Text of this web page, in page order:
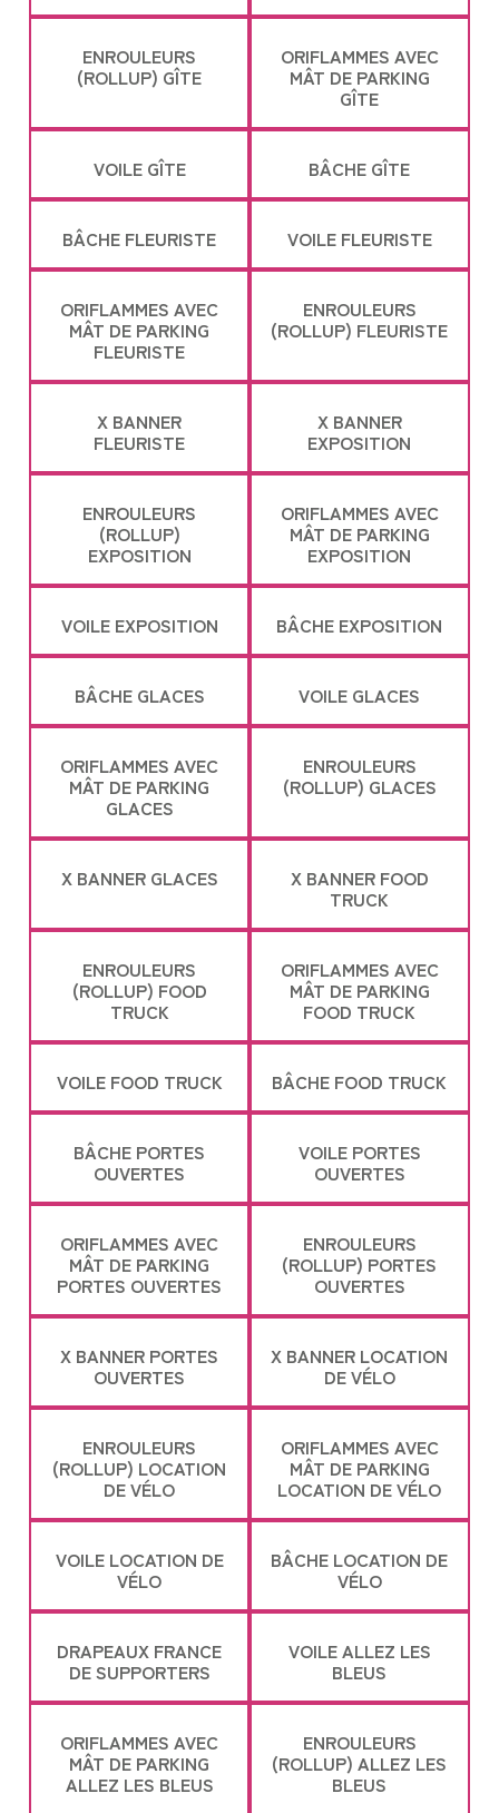
ENROULEURS
(ROLLUP) GÎTE
ORIFLAMMES AVEC
MÂT DE PARKING
GÎTE
VOILE GÎTE BÂCHE GÎTE
BÂCHE FLEURISTE VOILE FLEURISTE
ORIFLAMMES AVEC
MÂT DE PARKING
FLEURISTE
ENROULEURS
(ROLLUP) FLEURISTE
X BANNER
FLEURISTE
X BANNER
EXPOSITION
ENROULEURS
(ROLLUP)
EXPOSITION
ORIFLAMMES AVEC
MÂT DE PARKING
EXPOSITION
VOILE EXPOSITION BÂCHE EXPOSITION
BÂCHE GLACES VOILE GLACES
ORIFLAMMES AVEC
MÂT DE PARKING
GLACES
ENROULEURS
(ROLLUP) GLACES
X BANNER GLACES X BANNER FOOD
TRUCK
ENROULEURS
(ROLLUP) FOOD
TRUCK
ORIFLAMMES AVEC
MÂT DE PARKING
FOOD TRUCK
VOILE FOOD TRUCK BÂCHE FOOD TRUCK
BÂCHE PORTES
OUVERTES
VOILE PORTES
OUVERTES
ORIFLAMMES AVEC
MÂT DE PARKING
PORTES OUVERTES
ENROULEURS
(ROLLUP) PORTES
OUVERTES
X BANNER PORTES
OUVERTES
X BANNER LOCATION
DE VÉLO
ENROULEURS
(ROLLUP) LOCATION
DE VÉLO
ORIFLAMMES AVEC
MÂT DE PARKING
LOCATION DE VÉLO
VOILE LOCATION DE
VÉLO
BÂCHE LOCATION DE
VÉLO
DRAPEAUX FRANCE
DE SUPPORTERS
VOILE ALLEZ LES
BLEUS
ORIFLAMMES AVEC
MÂT DE PARKING
ALLEZ LES BLEUS
ENROULEURS
(ROLLUP) ALLEZ LES
BLEUS